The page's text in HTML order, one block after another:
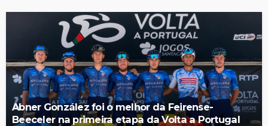
Abner González foi o melhor da Feirense-
Beeceler na primeira etapa da Volta a Portugal